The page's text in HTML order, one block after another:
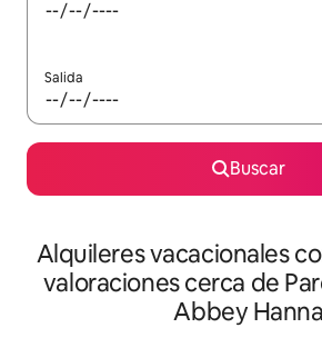
Salida
Buscar
Alquileres vacacionales
valoraciones cerca de
Abbey Hanna